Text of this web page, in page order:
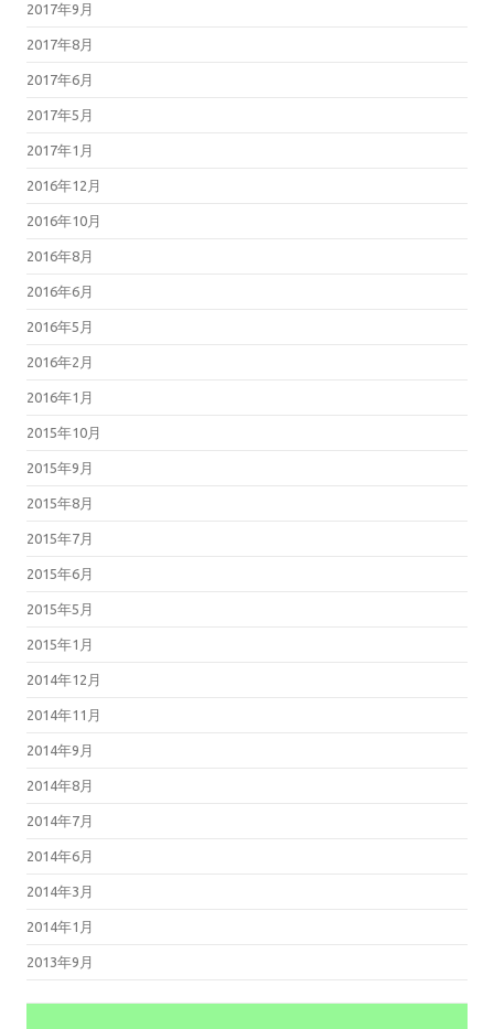
2017年9月
2017年8月
2017年6月
2017年5月
2017年1月
2016年12月
2016年10月
2016年8月
2016年6月
2016年5月
2016年2月
2016年1月
2015年10月
2015年9月
2015年8月
2015年7月
2015年6月
2015年5月
2015年1月
2014年12月
2014年11月
2014年9月
2014年8月
2014年7月
2014年6月
2014年3月
2014年1月
2013年9月